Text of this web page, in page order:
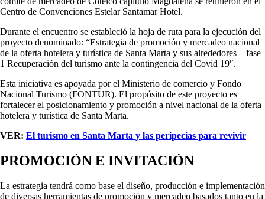
Centro de Convenciones Estelar Santamar Hotel.
Durante el encuentro se estableció la hoja de ruta para la ejecución del
proyecto denominado: “Estrategia de promoción y mercadeo nacional
de la oferta hotelera y turística de Santa Marta y sus alrededores – fase
1 Recuperación del turismo ante la contingencia del Covid 19″.
Esta iniciativa es apoyada por el Ministerio de comercio y Fondo
Nacional Turismo (FONTUR). El propósito de este proyecto es
fortalecer el posicionamiento y promoción a nivel nacional de la oferta
hotelera y turística de Santa Marta.
VER: El turismo en Santa Marta y las peripecias para revivir
PROMOCIÓN E INVITACIÓN
La estrategia tendrá como base el diseño, producción e implementación
de diversas herramientas de promoción y mercadeo basados tanto en la